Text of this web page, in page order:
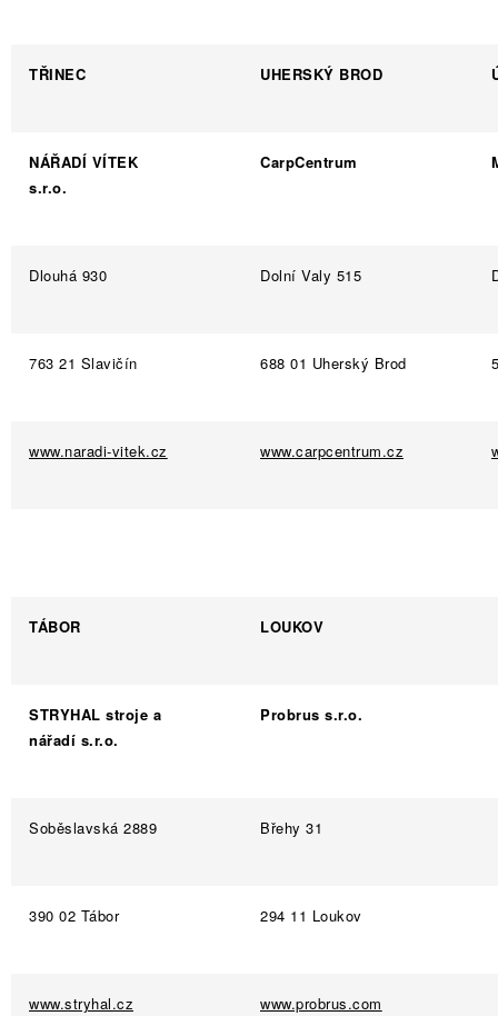
TŘINEC UHERSKÝ BROD
NÁŘADÍ VÍTEK
s.r.o.
CarpCentrum
Dlouhá 930 Dolní Valy 515
763 21 Slavičín 688 01 Uherský Brod
www.naradi-vitek.cz www.carpcentrum.cz
TÁBOR LOUKOV
STRYHAL stroje a
nářadí s.r.o.
Probrus s.r.o.
Soběslavská 2889 Břehy 31
390 02 Tábor 294 11 Loukov
www.stryhal.cz www.probrus.com